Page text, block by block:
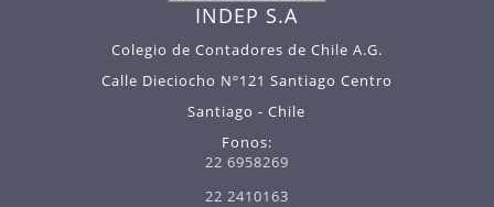
INDEP S.A
Colegio de Contadores de Chile A.G.
Calle Dieciocho Nº121 Santiago Centro
Santiago - Chile
Fonos:
22 6958269
22 2410163